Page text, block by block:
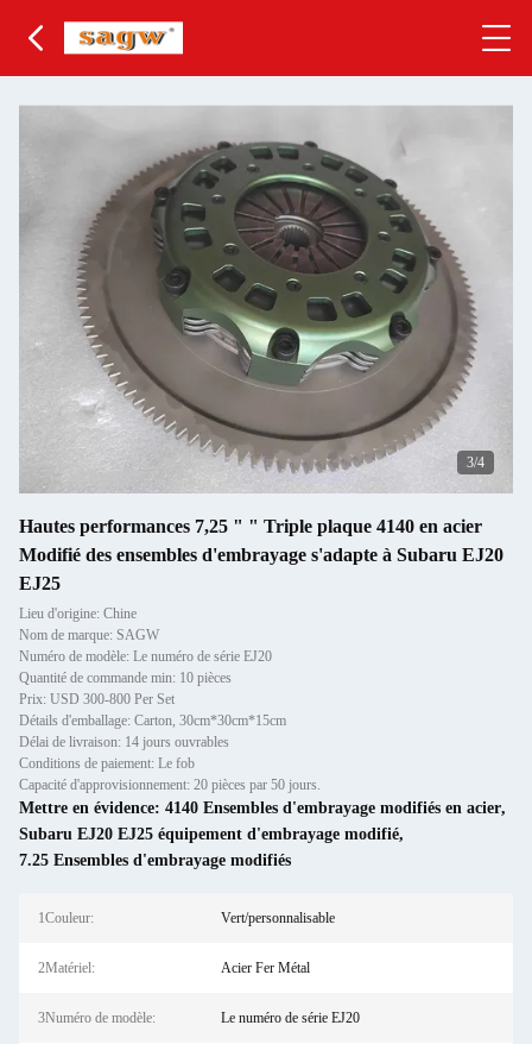
3/4
Hautes performances 7,25 " " Triple plaque 4140 en acier
Modifié des ensembles d'embrayage s'adapte à Subaru EJ20
EJ25
Lieu d'origine: Chine
Nom de marque: SAGW
Numéro de modèle: Le numéro de série EJ20
Quantité de commande min: 10 pièces
Prix: USD 300-800 Per Set
Détails d'emballage: Carton, 30cm*30cm*15cm
Délai de livraison: 14 jours ouvrables
Conditions de paiement: Le fob
Capacité d'approvisionnement: 20 pièces par 50 jours.
Mettre en évidence: 4140 Ensembles d'embrayage modifiés en acier,
Subaru EJ20 EJ25 équipement d'embrayage modifié,
7.25 Ensembles d'embrayage modifiés
1Couleur: Vert/personnalisable
2Matériel: Acier Fer Métal
3Numéro de modèle: Le numéro de série EJ20